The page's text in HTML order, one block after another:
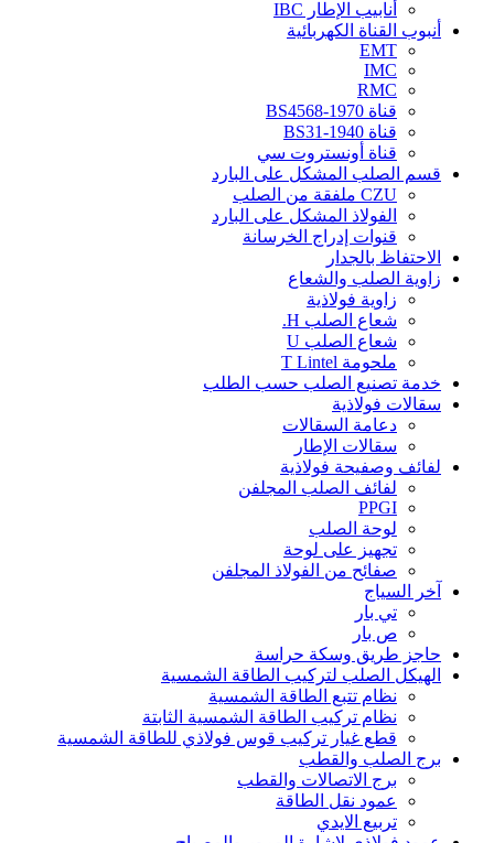
أنابيب الإطار IBC
أنبوب القناة الكهربائية
EMT
IMC
RMC
قناة BS4568-1970
قناة BS31-1940
قناة أونستروت سي
قسم الصلب المشكل على البارد
CZU ملفقة من الصلب
الفولاذ المشكل على البارد
قنوات إدراج الخرسانة
الاحتفاظ بالجدار
زاوية الصلب والشعاع
زاوية فولاذية
شعاع الصلب H.
شعاع الصلب U
ملحومة T Lintel
خدمة تصنيع الصلب حسب الطلب
سقالات فولاذية
دعامة السقالات
سقالات الإطار
لفائف وصفيحة فولاذية
لفائف الصلب المجلفن
PPGI
لوحة الصلب
تجهيز على لوحة
صفائح من الفولاذ المجلفن
آخر السياج
تي بار
ص بار
حاجز طريق وسكة حراسة
الهيكل الصلب لتركيب الطاقة الشمسية
نظام تتبع الطاقة الشمسية
نظام تركيب الطاقة الشمسية الثابتة
قطع غيار تركيب قوس فولاذي للطاقة الشمسية
برج الصلب والقطب
برج الاتصالات والقطب
عمود نقل الطاقة
تربيع الايدي